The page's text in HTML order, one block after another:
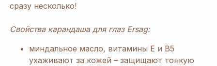
сразу несколько!
Свойства карандаша для глаз Ersag:
миндальное масло, витамины Е и В5
ухаживают за кожей – защищают тонкую